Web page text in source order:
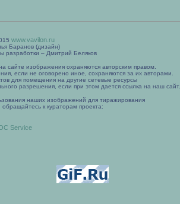
www.vavilon.ru
Баранов (дизайн)
разработки – Дмитрий Беляков
сайте изображения охраняются авторским правом.
если не оговорено иное, сохраняются за их авторами.
для помещения на другие сетевые ресурсы
разрешения, если при этом дается ссылка на наш сайт.
наших изображений для тиражирования
обращайтесь к кураторам проекта:
Service